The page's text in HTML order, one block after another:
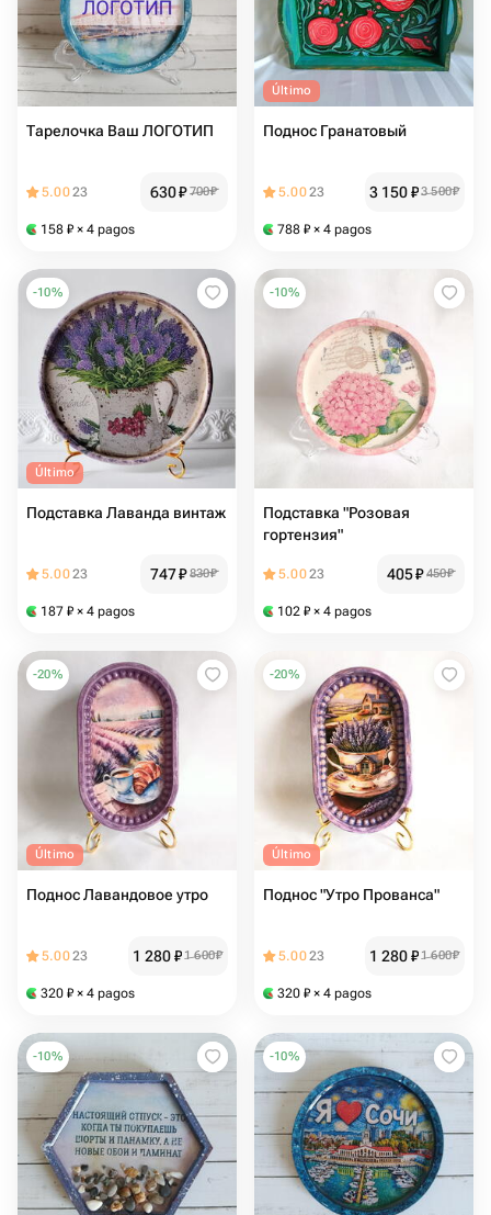
Тарелочка Ваш ЛОГОТИП
5.0023 630₽ 700₽
158 ₽ × 4 pagos
Último
Поднос Гранатовый
5.0023 3 150₽3 500₽
788 ₽ × 4 pagos
-10%
Último
Подставка Лаванда винтаж
5.0023 747₽ 830₽
187 ₽ × 4 pagos
-10%
Подставка "Розовая
гортензия"
5.0023 405₽ 450₽
102 ₽ × 4 pagos
-20%
Último
Поднос Лавандовое утро
5.0023 1 280₽1 600₽
320 ₽ × 4 pagos
-20%
Último
Поднос "Утро Прованса"
5.0023 1 280₽1 600₽
320 ₽ × 4 pagos
-10% -10%